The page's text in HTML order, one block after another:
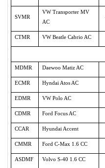
SVMR
VW Transporter MV
AC
CTMR VW Beatle Cabrio AC
MDMR Daewoo Matiz AC
ECMR Hyndai Atos AC
EDMR VW Polo AC
CDMR Ford Focus AC
CCAR Hyundai Accent
CMMR Ford C-Max 1.6 СС
ASDMF Volvo S-40 1.6 CC